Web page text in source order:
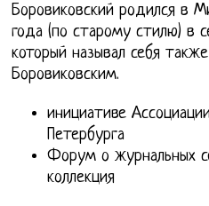
Боровиковский родился в
года (по старому стилю) в
который называл себя
Боровиковским.
инициативе
Петербурга
Форум о журнальных
коллекция